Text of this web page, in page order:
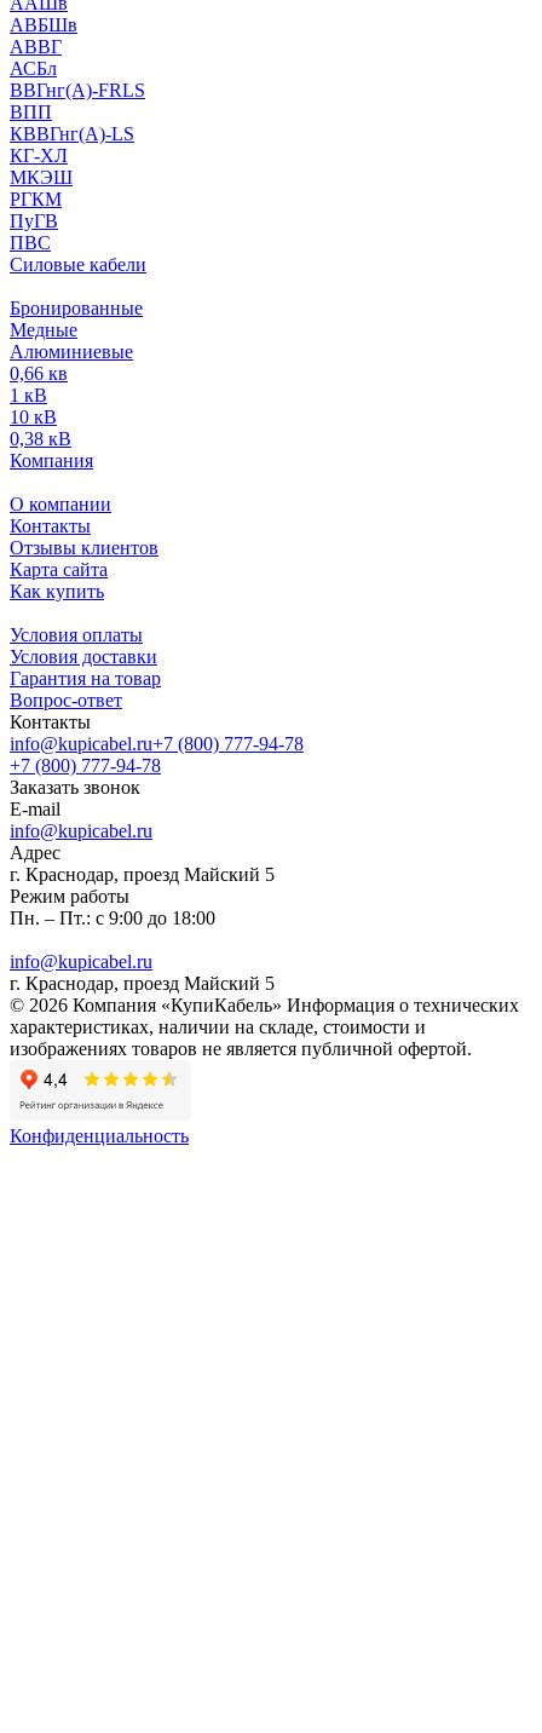
АВБШв
АВВГ
АСБл
ВВГнг(А)-FRLS
ВПП
КВВГнг(А)-LS
КГ-ХЛ
МКЭШ
РГКМ
ПуГВ
ПВС
Силовые кабели
Бронированные
Медные
Алюминиевые
0,66 кв
1 кВ
10 кВ
0,38 кВ
Компания
О компании
Контакты
Отзывы клиентов
Карта сайта
Как купить
Условия оплаты
Условия доставки
Гарантия на товар
Вопрос-ответ
Контакты
info@kupicabel.ru+7 (800) 777-94-78
+7 (800) 777-94-78
Заказать звонок
E-mail
info@kupicabel.ru
Адрес
г. Краснодар, проезд Майский 5
Режим работы
Пн. – Пт.: с 9:00 до 18:00
info@kupicabel.ru
г. Краснодар, проезд Майский 5
© 2026 Компания «КупиКабель» Информация о технических
характеристиках, наличии на складе, стоимости и
изображениях товаров не является публичной офертой.
Конфиденциальность